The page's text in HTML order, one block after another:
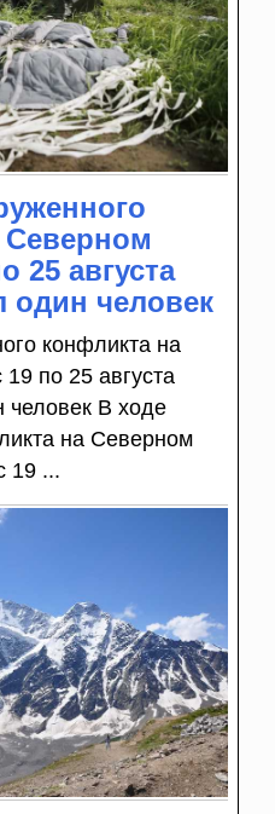
Северном
25 августа
один человек
конфликта на
по 25 августа
человек В ходе
на Северном
19 ...